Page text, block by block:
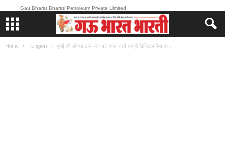
Gau Bharat Bharati Petroleum Private Limited
Home Religion मुंबई की लोकल ट्रेन में सफर करने वाले यात्री डिजिटल ऐप्स का...